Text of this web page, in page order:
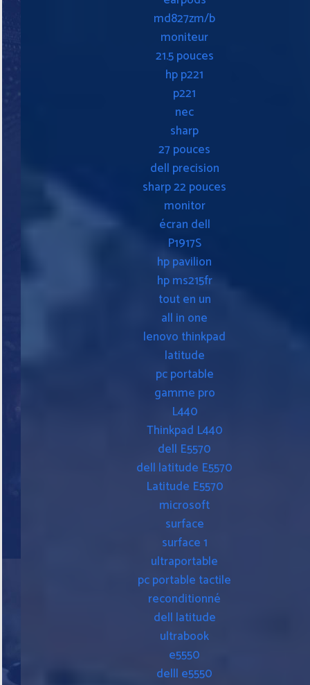
md827zm/b
moniteur
21.5 pouces
hp p221
p221
nec
sharp
27 pouces
dell precision
sharp 22 pouces
monitor
écran dell
P1917S
hp pavilion
hp ms215fr
tout en un
all in one
lenovo thinkpad
latitude
pc portable
gamme pro
L440
Thinkpad L440
dell E5570
dell latitude E5570
Latitude E5570
microsoft
surface
surface 1
ultraportable
pc portable tactile
reconditionné
dell latitude
ultrabook
e5550
delll e5550